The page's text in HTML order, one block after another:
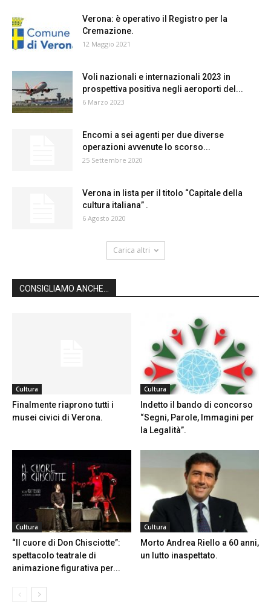
Verona: è operativo il Registro per la
Cremazione.
12 Maggio 2021
Voli nazionali e internazionali 2023 in
prospettiva positiva negli aeroporti del...
6 Marzo 2023
Encomi a sei agenti per due diverse
operazioni avvenute lo scorso...
25 Settembre 2020
Verona in lista per il titolo “Capitale della
cultura italiana” .
6 Agosto 2020
Carica altri
CONSIGLIAMO ANCHE...
Cultura
Finalmente riaprono tutti i
musei civici di Verona.
Cultura
Indetto il bando di concorso
“Segni, Parole, Immagini per
la Legalità”.
Cultura
“Il cuore di Don Chisciotte”:
spettacolo teatrale di
animazione figurativa per...
Cultura
Morto Andrea Riello a 60 anni,
un lutto inaspettato.